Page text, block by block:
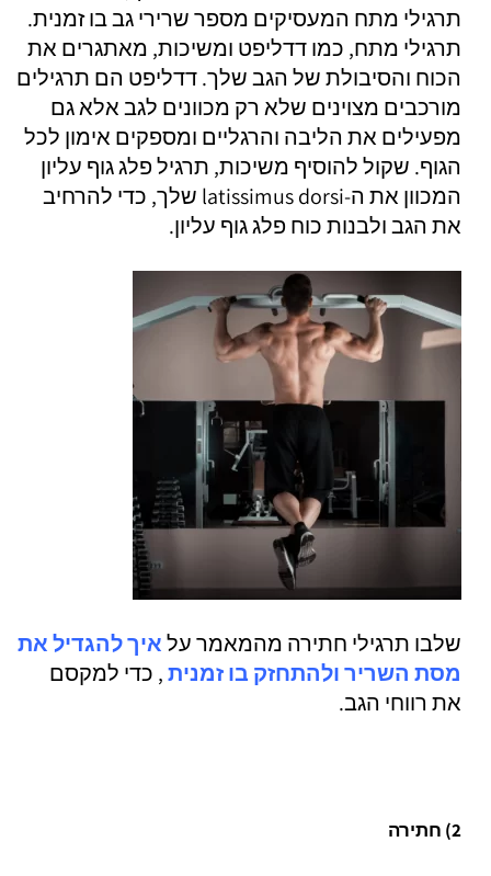
תרגילי מתח המעסיקים מספר שרירי גב בו זמנית.
תרגילי מתח, כמו דדליפט ומשיכות, מאתגרים את
הכוח והסיבולת של הגב שלך. דדליפט הם תרגילים
מורכבים מצוינים שלא רק מכוונים לגב אלא גם
מפעילים את הליבה והרגליים ומספקים אימון לכל
הגוף. שקול להוסיף משיכות, תרגיל פלג גוף עליון
המכוון את ה-latissimus dorsi שלך, כדי להרחיב
את הגב ולבנות כוח פלג גוף עליון.
שלבו תרגילי חתירה מהמאמר עלאיך להגדיל את
מסת השריר ולהתחזק בו זמנית, כדי למקסם
את רווחי הגב.
2) חתירה